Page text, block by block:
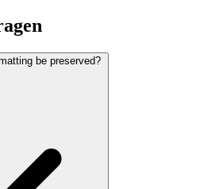
be preserved?